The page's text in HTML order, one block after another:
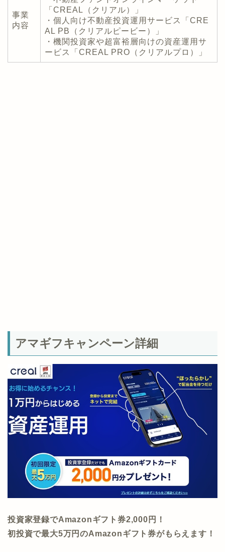
事業
内容
「CREAL（クリアル）」
・個人向け不動産投資運用サービス「CRE
AL PB（クリアルピービー）」
・機関投資家や超富裕層向けの資産運用サ
ービス「CREAL PRO（クリアルプロ）」
アマギフキャンペーン詳細
投資家登録でAmazonギフト券2,000円！
初投資で最大5万円のAmazonギフト券がもらえます！